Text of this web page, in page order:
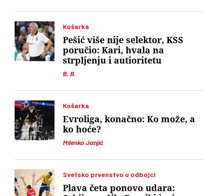
Košarka
B. B.
Pešić više nije selektor, KSS
poručio: Kari, hvala na
strpljenju i autioritetu
Košarka
Milenko Janjić
Evroliga, konačno: Ko može, a
ko hoće?
Svetsko prvenstvo u odbojci
Plava četa ponovo udara: